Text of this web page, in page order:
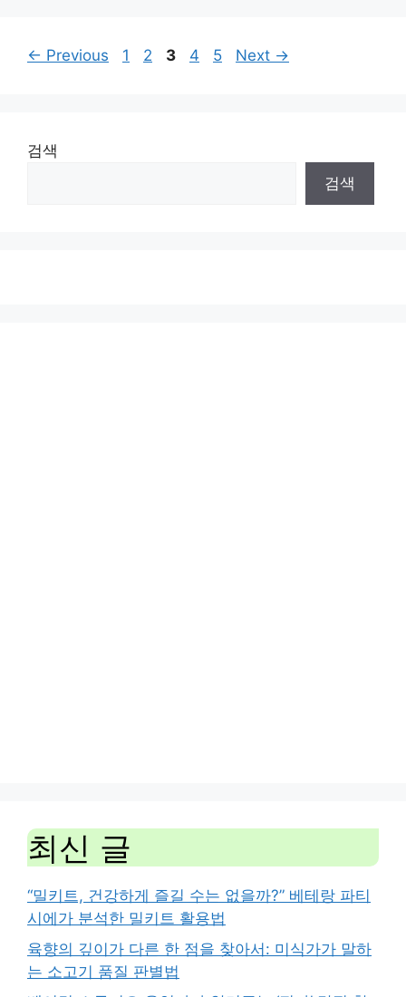
← Previous Page
1 Page
2 Page
3 Page
4 Page
5 Next →
검색
검색
최신 글
“밀키트, 건강하게 즐길 수는 없을까?” 베테랑 파티
시에가 분석한 밀키트 활용법
육향의 깊이가 다른 한 점을 찾아서: 미식가가 말하
는 소고기 품질 판별법